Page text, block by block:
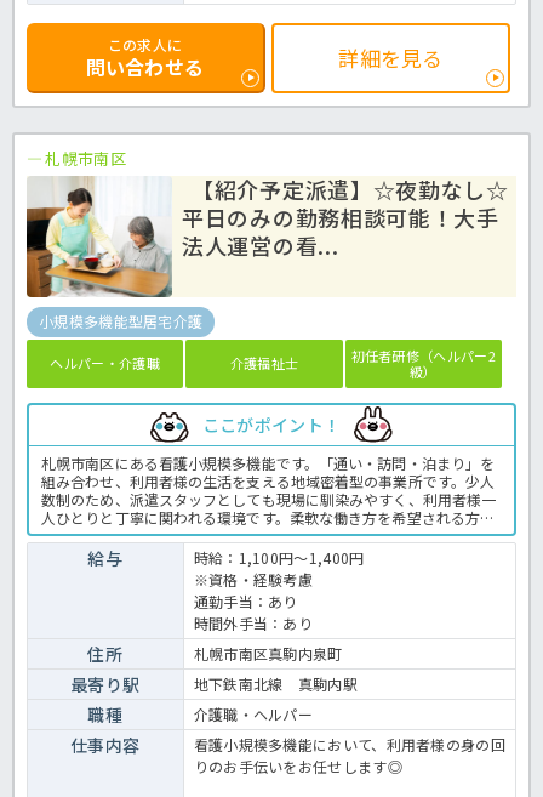
この求人に
問い合わせる 詳細を見る
札幌市南区
【紹介予定派遣】☆夜勤なし☆
平日のみの勤務相談可能！大手
法人運営の看...
小規模多機能型居宅介護
ヘルパー・介護職 介護福祉士
初任者研修（ヘルパー2
級）
ここがポイント！
札幌市南区にある看護小規模多機能です。「通い・訪問・泊まり」を
組み合わせ、利用者様の生活を支える地域密着型の事業所です。少人
数制のため、派遣スタッフとしても現場に馴染みやすく、利用者様一
人ひとりと丁寧に関われる環境です。柔軟な働き方を希望される方
や、看護小規模施設での介護経験を活かしたい方におすすめです。稼
ぎたいけど、週3日程度しか働けない、夜勤できないなど相談可能で
すよ！少しでもご興味ある方はお気軽にほっ介護までお問合せくださ
い！看護小規模多機能での介護業務全般です。＜介護職 紹介予定派
遣 看護小規模多機能の求人＞
給与
時給：1,100円～1,400円
※資格・経験考慮
通勤手当：あり
時間外手当：あり
住所 札幌市南区真駒内泉町
最寄り駅 地下鉄南北線 真駒内駅
職種 介護職・ヘルパー
仕事内容
看護小規模多機能において、利用者様の身の回
りのお手伝いをお任せします◎